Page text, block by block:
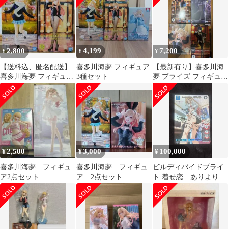
¥2,800
【送料込、匿名配送】
喜多川海夢 フィギュア
2体セット
¥4,199
喜多川海夢 フィギュア
3種セット
¥ 7,200
【最新有り】喜多川海
夢 プライズ フィギュア
セット
¥2,500
喜多川海夢 フィギュ
ア2点セット
¥3,000
喜多川海夢 フィギュ
ア 2点セット
¥ 100,000
ビルディバイドブライ
ト 着せ恋 ありよりの
あり 喜多川海夢 BR